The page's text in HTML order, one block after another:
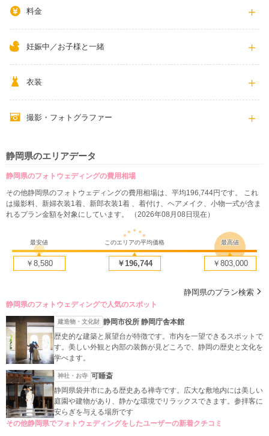
料金
妊娠中／お子様と一緒
衣装
撮影・フォトグラファー
静岡県のエリアデータ
静岡県のフォトウェディングの費用相場
その他静岡県のフォトウェディングの費用相場は、平均196,744円です。 これ
は撮影料、新婦衣装1着、新郎衣装1着 、着付け、ヘアメイク、小物一式が含ま
れるプラン金額を対象にしています。 （2026年08月08日現在）
最安値
￥8,580
このエリアの平均価格
￥196,744
最高値
￥803,000
静岡県のプラン検索
静岡県のフォトウェディングで人気のスポット
建造物・文化財 静岡市役所 静岡庁舎本館
歴史的な建築と展望台が特徴です。市内を一望できるスポットで
す。美しい外観と内部の装飾が見どころで、静岡の歴史と文化を
学べます。
神社・お寺 可睡斎
静岡県袋井市にある歴史ある禅寺です。広大な敷地内には美しい
庭園や建物があり、静かな環境でリラックスできます。参拝客に
安らぎを与える場所です
その他静岡県でフォトウェディングをしたユーザーの新着クチコミ